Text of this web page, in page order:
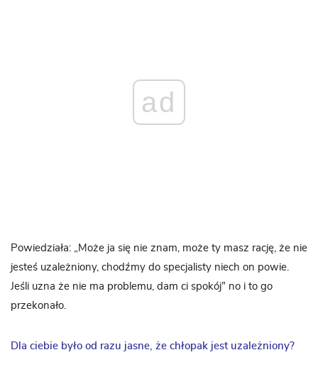
ad
Powiedziała: „Może ja się nie znam, może ty masz rację, że nie
jesteś uzależniony, chodźmy do specjalisty niech on powie.
Jeśli uzna że nie ma problemu, dam ci spokój” no i to go
przekonało.
Dla ciebie było od razu jasne, że chłopak jest uzależniony?